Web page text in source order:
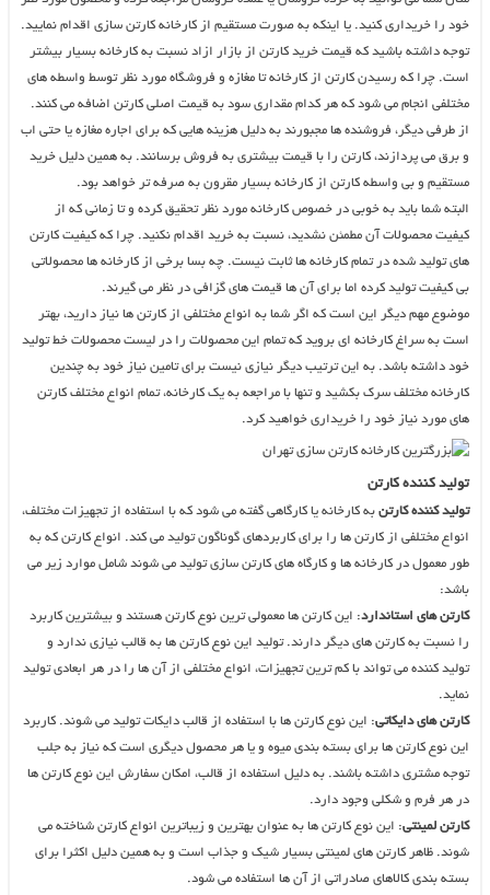
خود را خریداری کنید. یا اینکه به صورت مستقیم از کارخانه کارتن سازی اقدام نمایید.
توجه داشته باشید که قیمت خرید کارتن از بازار ازاد نسبت به کارخانه بسیار بیشتر
است. چرا که رسیدن کارتن از کارخانه تا مغازه و فروشگاه مورد نظر توسط واسطه های
مختلفی انجام می شود که هر کدام مقداری سود به قیمت اصلی کارتن اضافه می کنند.
از طرفی دیگر، فروشنده ها مجبورند به دلیل هزینه هایی که برای اجاره مغازه یا حتی اب
و برق می پردازند، کارتن را با قیمت بیشتری به فروش برسانند. به همین دلیل خرید
مستقیم و بی واسطه کارتن از کارخانه بسیار مقرون به صرفه تر خواهد بود.
البته شما باید به خوبی در خصوص کارخانه مورد نظر تحقیق کرده و تا زمانی که از
کیفیت محصولات آن مطمئن نشدید، نسبت به خرید اقدام نکنید. چرا که کیفیت کارتن
های تولید شده در تمام کارخانه ها ثابت نیست. چه بسا برخی از کارخانه ها محصولاتی
بی کیفیت تولید کرده اما برای آن ها قیمت های گزافی در نظر می گیرند.
موضوع مهم دیگر این است که اگر شما به انواع مختلفی از کارتن ها نیاز دارید، بهتر
است به سراغ کارخانه ای بروید که تمام این محصولات را در لیست محصولات خط تولید
خود داشته باشد. به این ترتیب دیگر نیازی نیست برای تامین نیاز خود به چندین
کارخانه مختلف سرک بکشید و تنها با مراجعه به یک کارخانه، تمام انواع مختلف کارتن
های مورد نیاز خود را خریداری خواهید کرد.
تولید کننده کارتن
تولید کننده کارتنبه کارخانه یا کارگاهی گفته می شود که با استفاده از تجهیزات مختلف،
انواع مختلفی از کارتن ها را برای کاربردهای گوناگون تولید می کند. انواع کارتن که به
طور معمول در کارخانه ها و کارگاه های کارتن سازی تولید می شوند شامل موارد زیر می
باشد:
کارتن های استاندارد: این کارتن ها معمولی ترین نوع کارتن هستند و بیشترین کاربرد
را نسبت به کارتن های دیگر دارند. تولید این نوع کارتن ها به قالب نیازی ندارد و
تولید کننده می تواند با کم ترین تجهیزات، انواع مختلفی از آن ها را در هر ابعادی تولید
نماید.
کارتن های دایکاتی: این نوع کارتن ها با استفاده از قالب دایکات تولید می شوند. کاربرد
این نوع کارتن ها برای بسته بندی میوه و یا هر محصول دیگری است که نیاز به جلب
توجه مشتری داشته باشند. به دلیل استفاده از قالب، امکان سفارش این نوع کارتن ها
در هر فرم و شکلی وجود دارد.
کارتن لمینتی: این نوع کارتن ها به عنوان بهترین و زیباترین انواع کارتن شناخته می
شوند. ظاهر کارتن های لمینتی بسیار شیک و جذاب است و به همین دلیل اکثرا برای
بسته بندی کالاهای صادراتی از آن ها استفاده می شود.